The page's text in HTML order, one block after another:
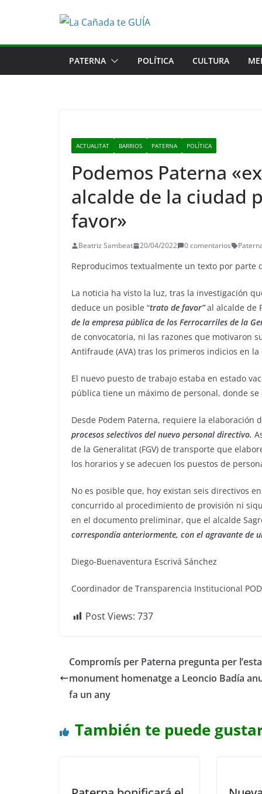
PATERNA POLÍTICA CULTURA
ACTUALITAT BARRIOS PATERNA POLÍTICA
Podemos Paterna
alcalde de la ciudad
favor»
Beatriz Sambeat 20/04/2022 0 comentarios
Reproducimos textualmente un texto por parte
La noticia ha visto la luz, tras la investigación
deduce un posible “trato de favor”al alcalde de
de la empresa pública de los Ferrocarriles de la
de convocatoria, ni las razones que motivaron
Antifraude (AVA) tras los primeros indicios en
El nuevo puesto de trabajo estaba en estado
pública tiene un máximo de personal, donde
Desde Podem Paterna, requiere la elaboración
procesos selectivos del nuevo personal directivo.
de la Generalitat (FGV) de transporte que
los horarios y se adecuen los puestos de
No es posible que, hoy existan seis directivos
concurrido al procedimiento de provisión ni
en el documento preliminar, que el alcalde
correspondía anteriormente, con el agravante de
Diego-Buenaventura Escrivá Sánchez
Coordinador de Transparencia Institucional
Post Views: 737
Compromís per Paterna pregunta per
monument homenatge a Leoncio Badía
fa un any
También te puede